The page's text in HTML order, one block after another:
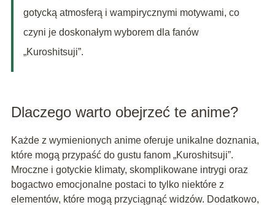
gotycką atmosferą i wampirycznymi motywami, co
czyni je doskonałym wyborem dla fanów
„Kuroshitsuji”.
Dlaczego warto obejrzeć te anime?
Każde z wymienionych anime oferuje unikalne doznania,
które mogą przypaść do gustu fanom „Kuroshitsuji”.
Mroczne i gotyckie klimaty, skomplikowane intrygi oraz
bogactwo emocjonalne postaci to tylko niektóre z
elementów, które mogą przyciągnąć widzów. Dodatkowo,